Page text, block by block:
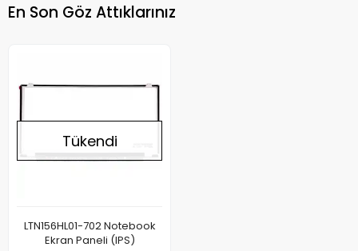
En Son Göz Attıklarınız
Tükendi
LTN156HL01-702 Notebook
Ekran Paneli (IPS)